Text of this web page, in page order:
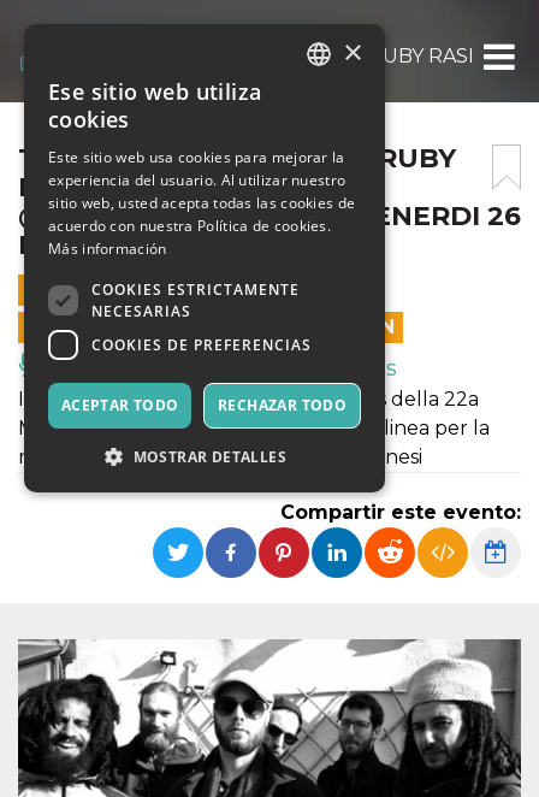
TENDERLLONIOUS PRES. RUBY
TENDERLLONIOUS PRES. RUBY
RASHTON TRIO
@GAETAJAZZFESTIVAL VENERDI 26
LUGLIO
26 JULIO 2019 - 19:45
LAS VENTAS EN LÍNEA TERMINARON
Música, Eventos en Vivo, Clubes
I mega-talento Tenderlonious è il boss della 22a
Music, l'etichetta discografica in prima linea per la
nuova ondata di giovani musicisti londinesi
Compartir este evento:
SPANISH
×
Ese sitio web utiliza
cookies
Este sitio web usa cookies para mejorar la
experiencia del usuario. Al utilizar nuestro
sitio web, usted acepta todas las cookies de
acuerdo con nuestra Política de cookies.
Más información
COOKIES ESTRICTAMENTE
NECESARIAS
COOKIES DE PREFERENCIAS
ACEPTAR TODO RECHAZAR TODO
MOSTRAR DETALLES
Cookies estrictamente necesarias
Cookies de preferencias
la funcionalidad principal del sitio web, como
el inicio de sesión de usuario y la gestión de
cuentas. El sitio web no se puede utilizar
correctamente sin las cookies estrictamente
necesarias.
Nombre
Proveedor /
Dominio
Vencimiento Descripción